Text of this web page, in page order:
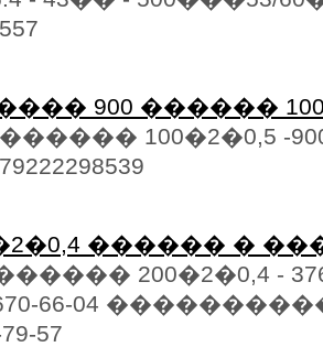
900 ������
������ 100�2�0,5 -
������ �
200�2�0,4 -
66-04
57